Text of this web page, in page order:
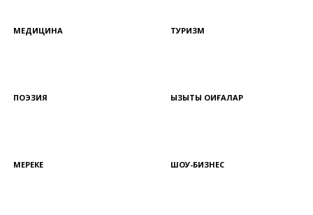
МЕДИЦИНА ТУРИЗМ
ПОЭЗИЯ ҚЫЗЫҚТЫ ОҚИҒАЛАР
МЕРЕКЕ ШОУ-БИЗНЕС